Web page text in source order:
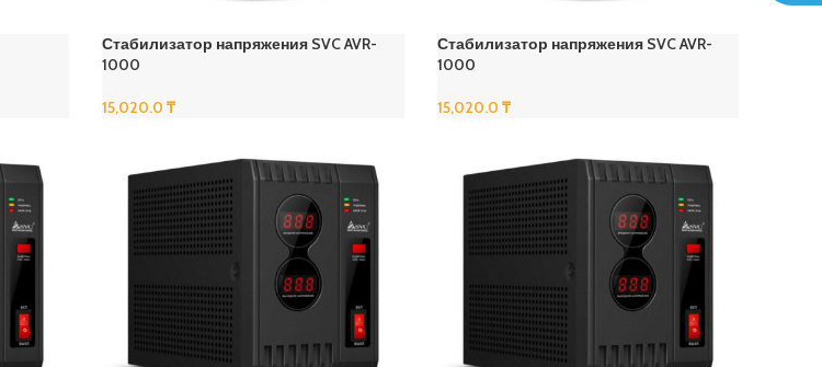
Стабилизатор напряжения SVC AVR-
1000
15,020.0 ₸
Стабилизатор напряжения SVC AVR-
1000
15,020.0 ₸